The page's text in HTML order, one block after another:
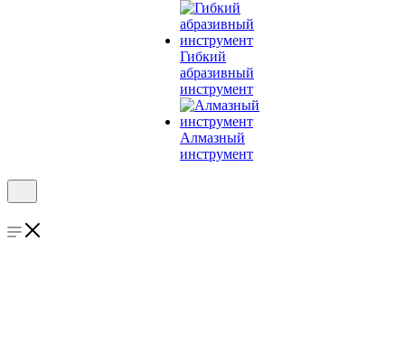
Гибкий
абразивный
инструмент
Алмазный
инструмент